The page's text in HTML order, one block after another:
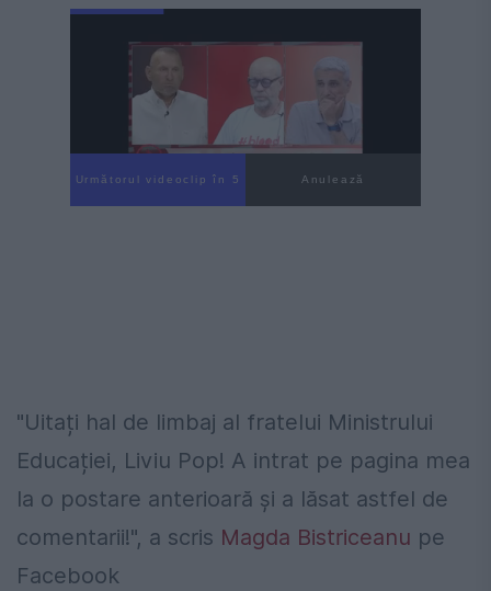
Următorul videoclip în 4 Anulează
"Uitați hal de limbaj al fratelui Ministrului
Educației, Liviu Pop! A intrat pe pagina mea
la o postare anterioară și a lăsat astfel de
comentarii!", a scris Magda Bistriceanu pe
Facebook